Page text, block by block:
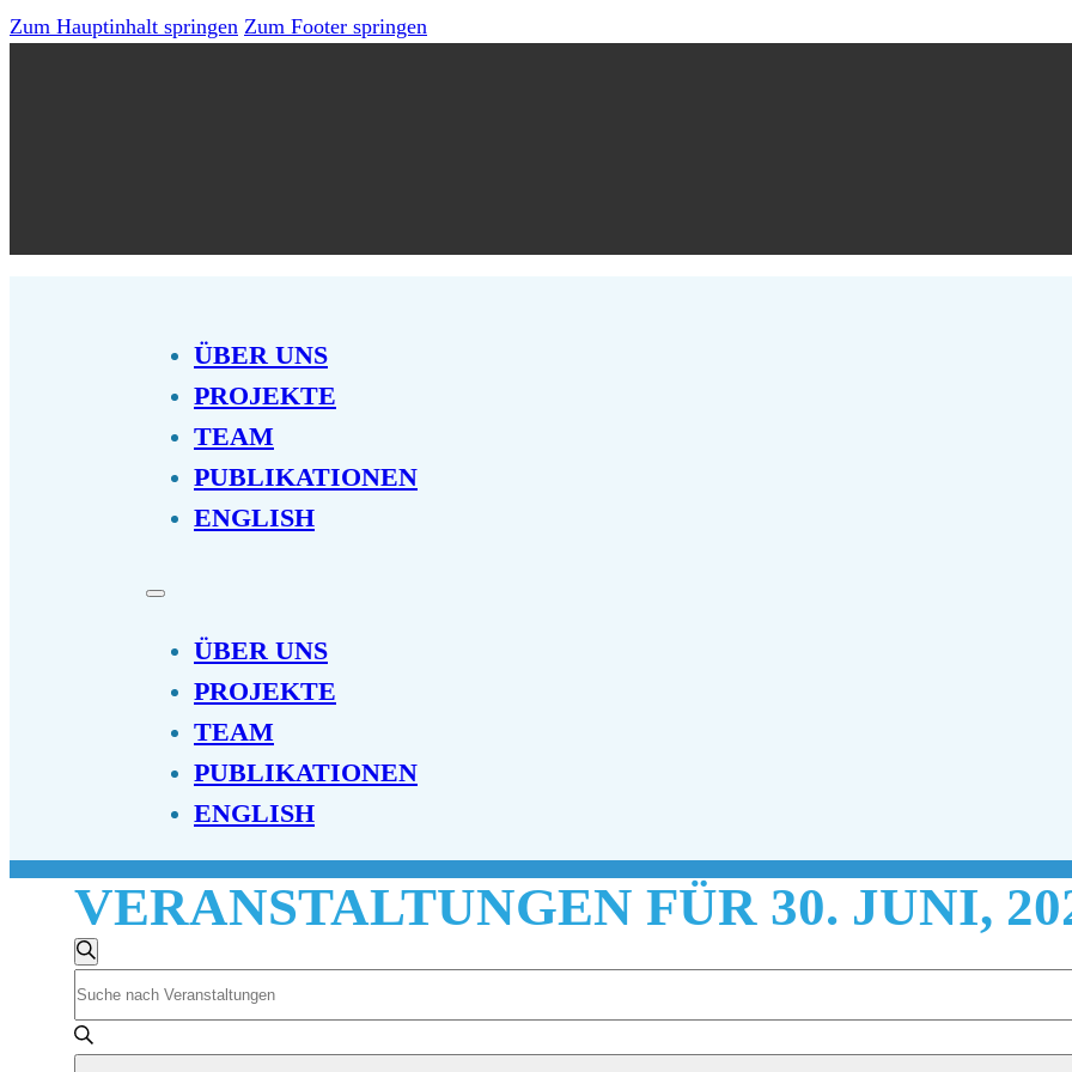
Zum Hauptinhalt springen Zum Footer springen
ÜBER UNS
PROJEKTE
TEAM
PUBLIKATIONEN
ENGLISH
ÜBER UNS
PROJEKTE
TEAM
PUBLIKATIONEN
ENGLISH
VERANSTALTUNGEN FÜR 30. JUNI,
VERANSTALTUNGEN
SUCHE
UND
Suche
Bitte
Schlüsselwort
eingeben.